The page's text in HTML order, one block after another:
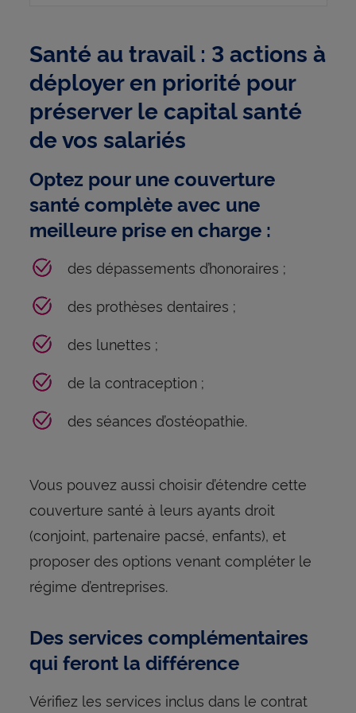
Santé au travail : 3 actions à
déployer en priorité pour
préserver le capital santé
de vos salariés
Optez pour une couverture
santé complète avec une
meilleure prise en charge :
des dépassements d’honoraires ;
des prothèses dentaires ;
des lunettes ;
de la contraception ;
des séances d’ostéopathie.
Vous pouvez aussi choisir d’étendre cette
couverture santé à leurs ayants droit
(conjoint, partenaire pacsé, enfants), et
proposer des options venant compléter le
régime d’entreprises.
Des services complémentaires
qui feront la différence
Vérifiez les services inclus dans le contrat